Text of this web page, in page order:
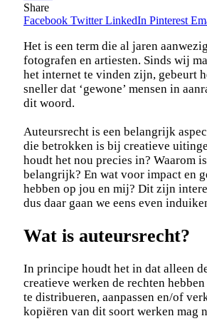
Share
Facebook Twitter LinkedIn Pinterest
Het is een term die al jaren
fotografen en artiesten. Sinds wij
het internet te vinden zijn, gebeurt
sneller dat ‘gewone’ mensen in
dit woord.
Auteursrecht is een belangrijk
die betrokken is bij creatieve
houdt het nou precies in? Waarom
belangrijk? En wat voor impact en
hebben op jou en mij? Dit zijn
dus daar gaan we eens even
Wat is auteursrecht?
In principe houdt het in dat alleen
creatieve werken de rechten
te distribueren, aanpassen en/of
kopiëren van dit soort werken mag